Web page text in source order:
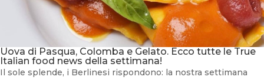
Uova di Pasqua, Colomba e Gelato. Ecco tutte le True
Italian food news della settimana!
Il sole splende, i Berlinesi rispondono: la nostra settimana